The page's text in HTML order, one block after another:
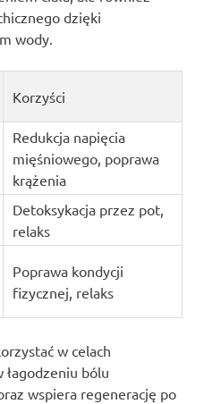
dzięki
wody.
Korzyści
Redukcja napięcia
mięśniowego, poprawa
krążenia
Detoksykacja przez pot,
relaks
Poprawa kondycji
fizycznej, relaks
w celach
łagodzeniu bólu
wspiera regenerację po